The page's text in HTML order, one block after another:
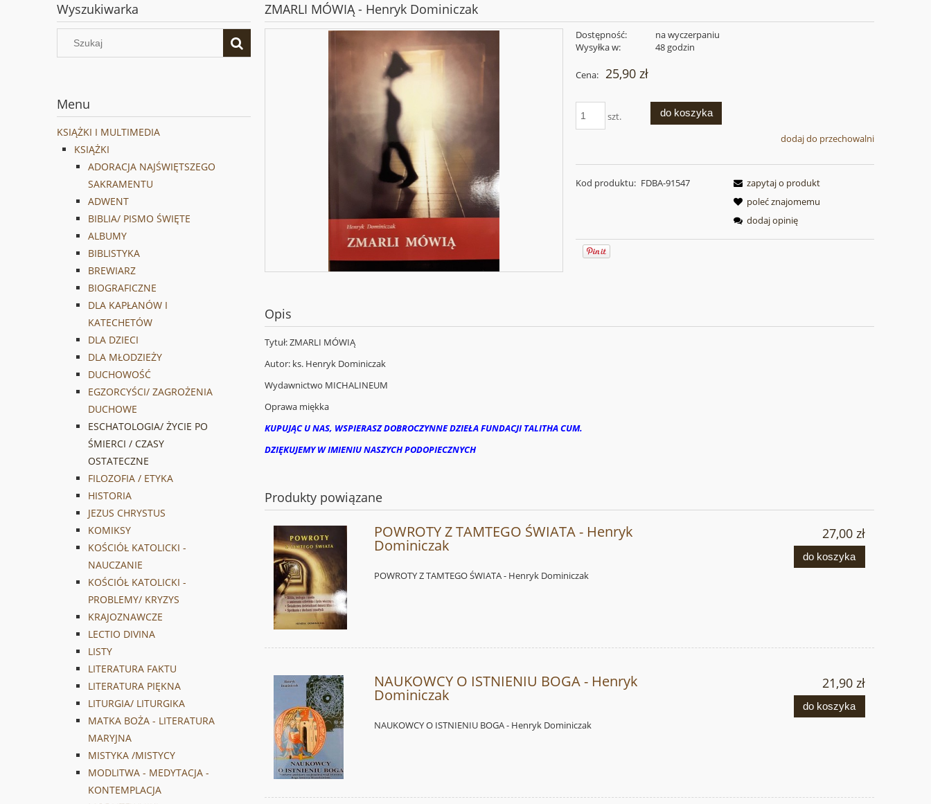
Wyszukiwarka
Menu
KSIĄŻKI I MULTIMEDIA
KSIĄŻKI
ADORACJA NAJŚWIĘTSZEGO
SAKRAMENTU
ADWENT
BIBLIA/ PISMO ŚWIĘTE
ALBUMY
BIBLISTYKA
BREWIARZ
BIOGRAFICZNE
DLA KAPŁANÓW I
KATECHETÓW
DLA DZIECI
DLA MŁODZIEŻY
DUCHOWOŚĆ
EGZORCYŚCI/ ZAGROŻENIA
DUCHOWE
ESCHATOLOGIA/ ŻYCIE PO
ŚMIERCI / CZASY
OSTATECZNE
FILOZOFIA / ETYKA
HISTORIA
JEZUS CHRYSTUS
KOMIKSY
KOŚCIÓŁ KATOLICKI -
NAUCZANIE
KOŚCIÓŁ KATOLICKI -
PROBLEMY/ KRYZYS
KRAJOZNAWCZE
LECTIO DIVINA
LISTY
LITERATURA FAKTU
LITERATURA PIĘKNA
LITURGIA/ LITURGIKA
MATKA BOŻA - LITERATURA
MARYJNA
MISTYKA /MISTYCY
MODLITWA - MEDYTACJA -
KONTEMPLACJA
ZMARLI MÓWIĄ - Henryk Dominiczak
Dostępność:
na wyczerpaniu
Wysyłka w:
48 godzin
Cena: 25,90 zł
szt. do koszyka
dodaj do przechowalni
Kod produktu: FDBA-91547
zapytaj o produkt
poleć znajomemu
dodaj opinię
Opis
Tytuł: ZMARLI MÓWIĄ
Autor: ks. Henryk Dominiczak
Wydawnictwo MICHALINEUM
Oprawa miękka
KUPUJĄC U NAS, WSPIERASZ DOBROCZYNNE DZIEŁA FUNDACJI TALITHA CUM.
DZIĘKUJEMY W IMIENIU NASZYCH PODOPIECZNYCH
Produkty powiązane
POWROTY Z TAMTEGO ŚWIATA - Henryk
Dominiczak
POWROTY Z TAMTEGO ŚWIATA - Henryk Dominiczak
27,00 zł
do koszyka
NAUKOWCY O ISTNIENIU BOGA - Henryk
Dominiczak
NAUKOWCY O ISTNIENIU BOGA - Henryk Dominiczak
21,90 zł
do koszyka